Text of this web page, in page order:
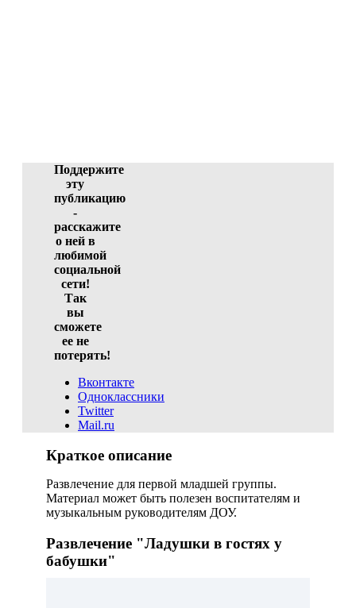
Поддержите
эту
публикацию
-
расскажите
о ней в
любимой
социальной
сети!
Так
вы
сможете
ее не
потерять!
Вконтакте
Одноклассники
Twitter
Mail.ru
Краткое описание
Развлечение для первой младшей группы.
Материал может быть полезен воспитателям и
музыкальным руководителям ДОУ.
Развлечение "Ладушки в гостях у
бабушки"